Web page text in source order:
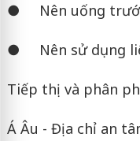
● Nên uống trước
● Nên sử dụng
Tiếp thị và phân
Á Âu - Địa chỉ an